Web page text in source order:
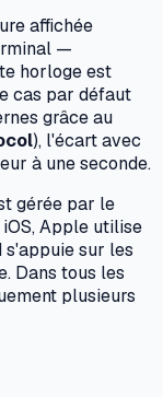
affichée
—
horloge est
cas par défaut
grâce au
), l'écart avec
à une seconde.
gérée par le
Apple utilise
s'appuie sur les
Dans tous les
plusieurs